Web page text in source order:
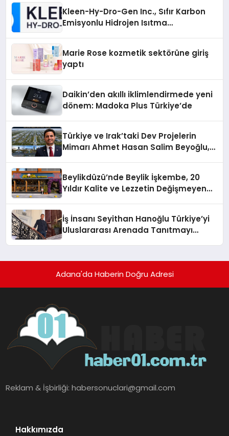
Kleen-Hy-Dro-Gen Inc., Sıfır Karbon
Emisyonlu Hidrojen Isıtma
Marie Rose kozmetik sektörüne giriş
yaptı
Daikin’den akıllı iklimlendirmede yeni
dönem: Madoka Plus Türkiye’de
Türkiye ve Irak’taki Dev Projelerin
Mimarı Ahmet Hasan Salim Beyoğlu,
Hayata Geçirecek
Beylikdüzü’nde Beylik İşkembe, 20
Yıldır Kalite ve Lezzetin Değişmeyen
İş İnsanı Seyithan Hanoğlu Türkiye’yi
Uluslararası Arenada Tanıtmayı
Adana'da Haberin Doğru Adresi
Reklam & İşbirliği:habersonuclari@gmail.com
Hakkımızda